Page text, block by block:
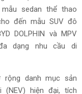
sedan thể thao
đến mẫu SUV đô
DOLPHIN và MPV
dạng nhu cầu di
rộng danh mục sản
hiện đại, tích